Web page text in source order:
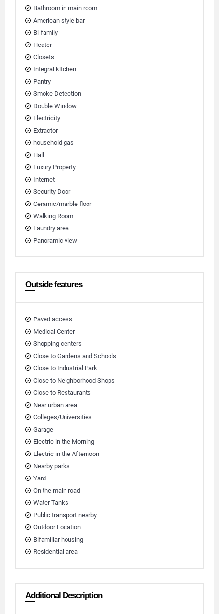
Bathroom in main room
American style bar
Bi-family
Heater
Closets
Integral kitchen
Pantry
Smoke Detection
Double Window
Electricity
Extractor
household gas
Hall
Luxury Property
Internet
Security Door
Ceramic/marble floor
Walking Room
Laundry area
Panoramic view
Outside features
Paved access
Medical Center
Shopping centers
Close to Gardens and Schools
Close to Industrial Park
Close to Neighborhood Shops
Close to Restaurants
Near urban area
Colleges/Universities
Garage
Electric in the Morning
Electric in the Afternoon
Nearby parks
Yard
On the main road
Water Tanks
Public transport nearby
Outdoor Location
Bifamiliar housing
Residential area
Additional Description